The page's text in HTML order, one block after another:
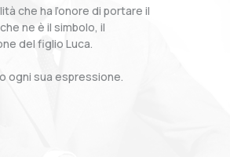
che ha l’onore di portare il
ne è il simbolo, il
del figlio Luca.
ogni sua espressione.